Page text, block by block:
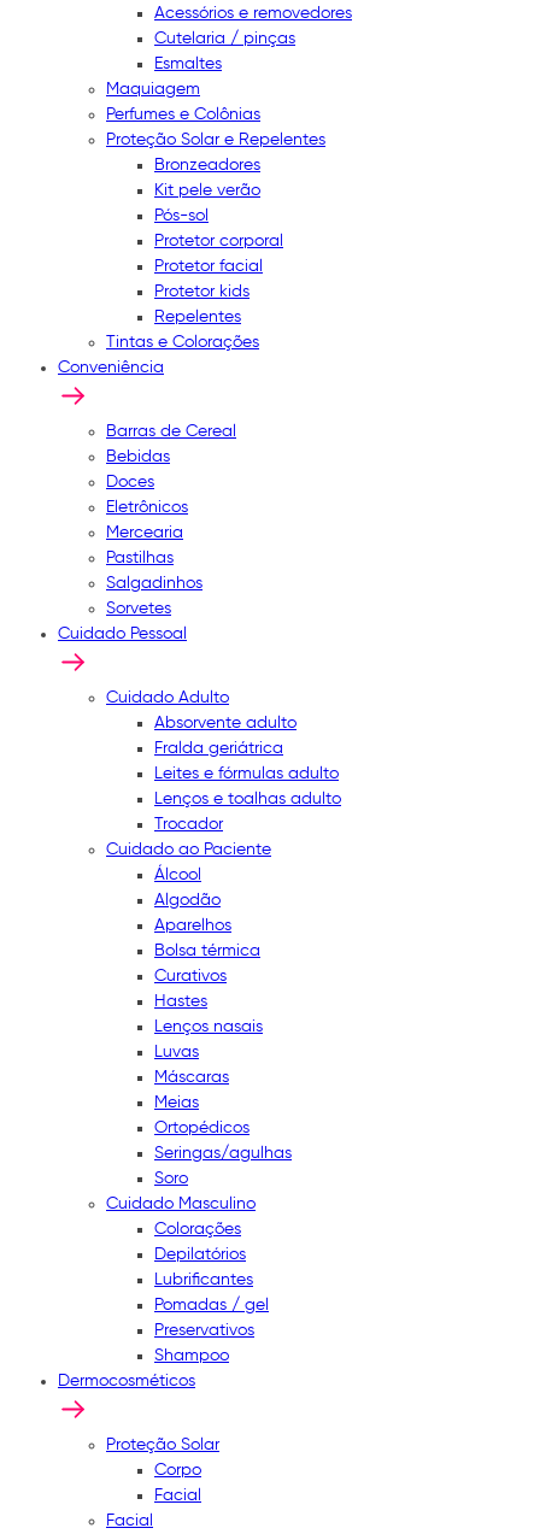
Acessórios e removedores
Cutelaria / pinças
Esmaltes
Maquiagem
Perfumes e Colônias
Proteção Solar e Repelentes
Bronzeadores
Kit pele verão
Pós-sol
Protetor corporal
Protetor facial
Protetor kids
Repelentes
Tintas e Colorações
Conveniência
Barras de Cereal
Bebidas
Doces
Eletrônicos
Mercearia
Pastilhas
Salgadinhos
Sorvetes
Cuidado Pessoal
Cuidado Adulto
Absorvente adulto
Fralda geriátrica
Leites e fórmulas adulto
Lenços e toalhas adulto
Trocador
Cuidado ao Paciente
Álcool
Algodão
Aparelhos
Bolsa térmica
Curativos
Hastes
Lenços nasais
Luvas
Máscaras
Meias
Ortopédicos
Seringas/agulhas
Soro
Cuidado Masculino
Colorações
Depilatórios
Lubrificantes
Pomadas / gel
Preservativos
Shampoo
Dermocosméticos
Proteção Solar
Corpo
Facial
Facial